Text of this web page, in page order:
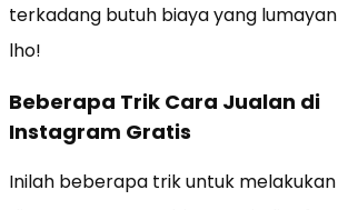
terkadang butuh biaya yang
lho!
Beberapa Trik Cara Jualan di
Instagram Gratis
Inilah beberapa trik untuk